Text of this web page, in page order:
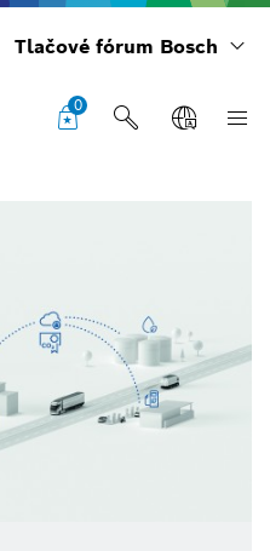
Tlačové fórum Bosch
0